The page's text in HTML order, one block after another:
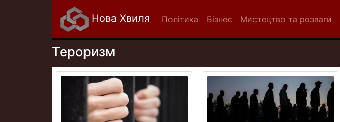
Нова Хвиля Політика Бізнес Мистецтво та розваги
Тероризм